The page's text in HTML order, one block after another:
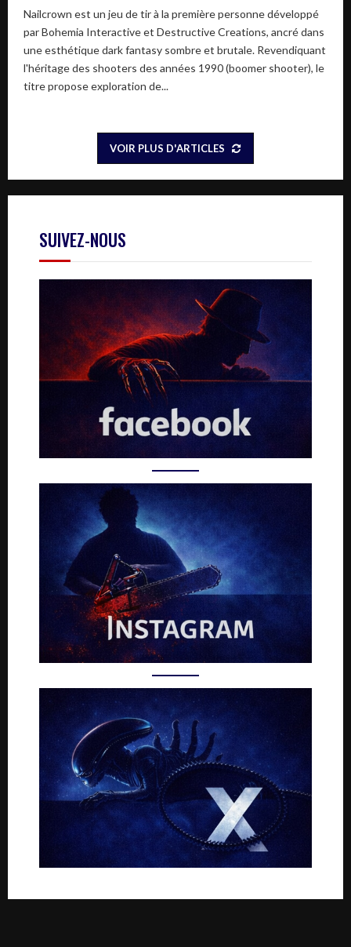
Nailcrown est un jeu de tir à la première personne développé
par Bohemia Interactive et Destructive Creations, ancré dans
une esthétique dark fantasy sombre et brutale. Revendiquant
l'héritage des shooters des années 1990 (boomer shooter), le
titre propose exploration de...
VOIR PLUS D'ARTICLES
SUIVEZ-NOUS